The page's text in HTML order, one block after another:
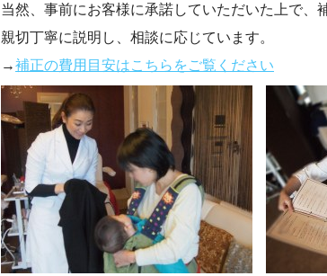
当然、事前にお客様に承諾していただいた上で、
親切丁寧に説明し、相談に応じています。
→補正の費用目安はこちらをご覧ください